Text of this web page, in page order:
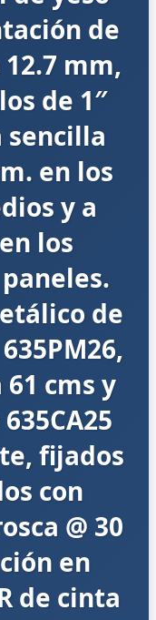
de
mm,
de 1″
sencilla
en los
y a
los
de
cms y
fijados
con
@ 30
en
de cinta